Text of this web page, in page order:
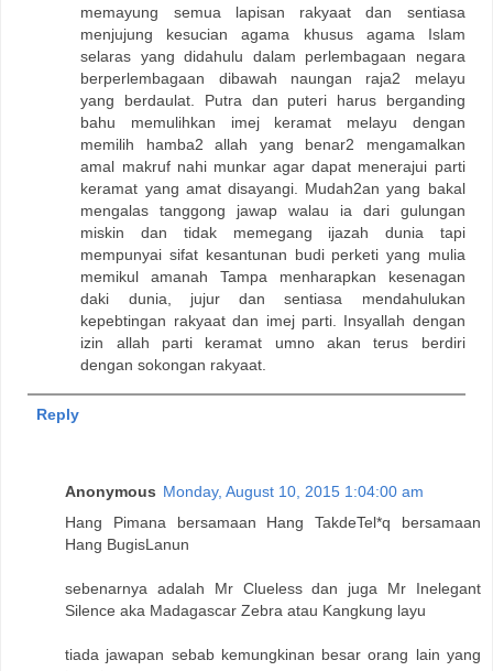
memayung semua lapisan rakyaat dan sentiasa
menjujung kesucian agama khusus agama Islam
selaras yang didahulu dalam perlembagaan negara
berperlembagaan dibawah naungan raja2 melayu
yang berdaulat. Putra dan puteri harus berganding
bahu memulihkan imej keramat melayu dengan
memilih hamba2 allah yang benar2 mengamalkan
amal makruf nahi munkar agar dapat menerajui parti
keramat yang amat disayangi. Mudah2an yang bakal
mengalas tanggong jawap walau ia dari gulungan
miskin dan tidak memegang ijazah dunia tapi
mempunyai sifat kesantunan budi perketi yang mulia
memikul amanah Tampa menharapkan kesenagan
daki dunia, jujur dan sentiasa mendahulukan
kepebtingan rakyaat dan imej parti. Insyallah dengan
izin allah parti keramat umno akan terus berdiri
dengan sokongan rakyaat.
Reply
Anonymous Monday, August 10, 2015 1:04:00 am
Hang Pimana bersamaan Hang TakdeTel*q bersamaan
Hang BugisLanun
sebenarnya adalah Mr Clueless dan juga Mr Inelegant
Silence aka Madagascar Zebra atau Kangkung layu
tiada jawapan sebab kemungkinan besar orang lain yang